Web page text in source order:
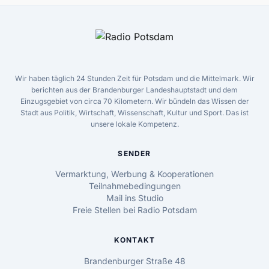
Wir haben täglich 24 Stunden Zeit für Potsdam und die Mittelmark. Wir
berichten aus der Brandenburger Landeshauptstadt und dem
Einzugsgebiet von circa 70 Kilometern. Wir bündeln das Wissen der
Stadt aus Politik, Wirtschaft, Wissenschaft, Kultur und Sport. Das ist
unsere lokale Kompetenz.
SENDER
Vermarktung, Werbung & Kooperationen
Teilnahmebedingungen
Mail ins Studio
Freie Stellen bei Radio Potsdam
KONTAKT
Brandenburger Straße 48